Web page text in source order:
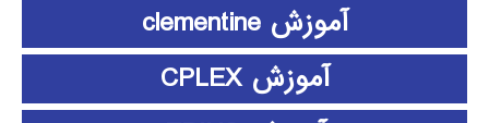
آموزش clementine
آموزش CPLEX